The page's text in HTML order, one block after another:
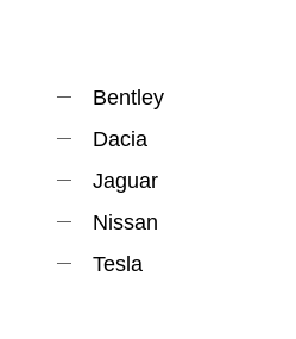
Bentley
Dacia
Jaguar
Nissan
Tesla